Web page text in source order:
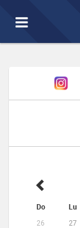
Toggle
Do Lu
26 27